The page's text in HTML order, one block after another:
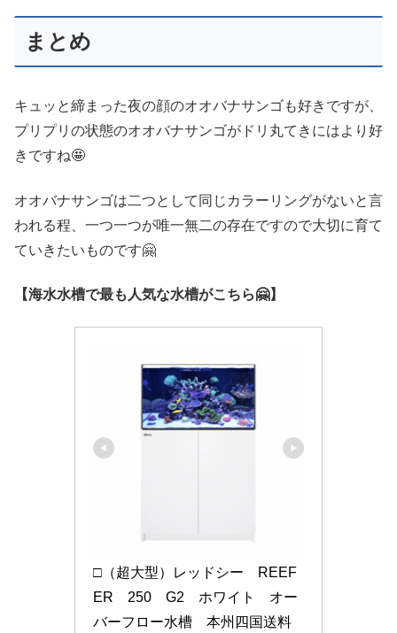
まとめ
キュッと締まった夜の顔のオオバナサンゴも好きですが、
プリプリの状態のオオバナサンゴがドリ丸てきにはより好
きですね🤩
オオバナサンゴは二つとして同じカラーリングがないと言
われる程、一つ一つが唯一無二の存在ですので大切に育て
ていきたいものです🤗
【海水水槽で最も人気な水槽がこちら🤗】
□（超大型）レッドシー　REEF
ER　250　G2　ホワイト　オー
バーフロー水槽　本州四国送料